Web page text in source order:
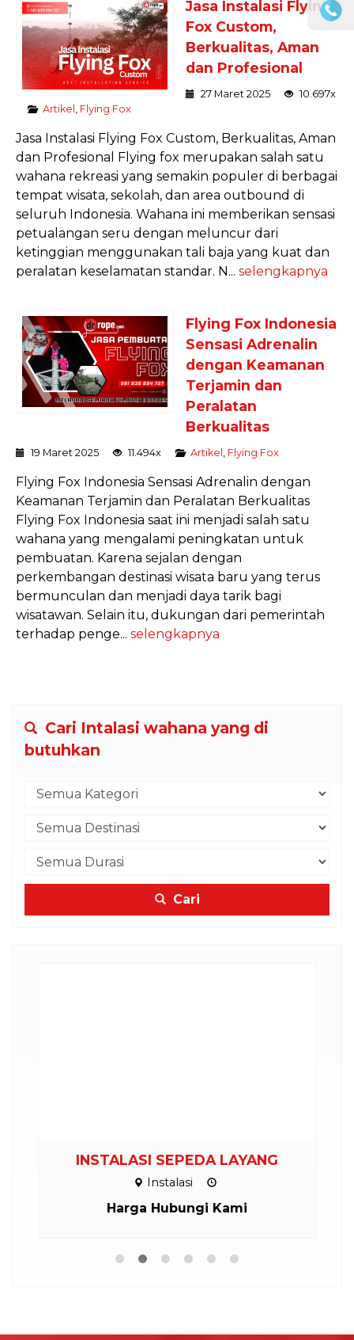
Jasa Instalasi Flying
Fox Custom,
Berkualitas, Aman
dan Profesional
27 Maret 2025
10.697x
Artikel
Flying Fox
Jasa Instalasi Flying Fox Custom, Berkualitas, Aman
dan Profesional Flying fox merupakan salah satu
wahana rekreasi yang semakin populer di berbagai
tempat wisata, sekolah, dan area outbound di
seluruh Indonesia. Wahana ini memberikan sensasi
petualangan seru dengan meluncur dari
ketinggian menggunakan tali baja yang kuat dan
peralatan keselamatan standar. N... selengkapnya
Flying Fox Indonesia
Sensasi Adrenalin
dengan Keamanan
Terjamin dan
Peralatan
Berkualitas
19 Maret 2025 11.494x Artikel Flying Fox
Flying Fox Indonesia Sensasi Adrenalin dengan
Keamanan Terjamin dan Peralatan Berkualitas
Flying Fox Indonesia saat ini menjadi salah satu
wahana yang mengalami peningkatan untuk
pembuatan. Karena sejalan dengan
perkembangan destinasi wisata baru yang terus
bermunculan dan menjadi daya tarik bagi
wisatawan. Selain itu, dukungan dari pemerintah
terhadap penge... selengkapnya
Cari Intalasi wahana yang di
butuhkan
Cari
INSTALASI SEPEDA LAYANG
Instalasi
Harga Hubungi Kami